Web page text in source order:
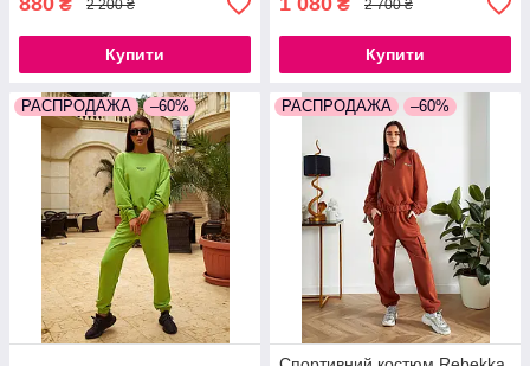
₴ 2 200 ₴
Купити
₴ 2 700 ₴
Купити
РАСПРОДАЖА –60% РАСПРОДАЖА –60%